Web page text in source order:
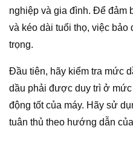
nghiệp và gia đình. Để đảm
và kéo dài tuổi thọ, việc
trọng.
Đầu tiên, hãy kiểm tra mức
dầu phải được duy trì ở
động tốt của máy. Hãy sử
tuân thủ theo hướng dẫn